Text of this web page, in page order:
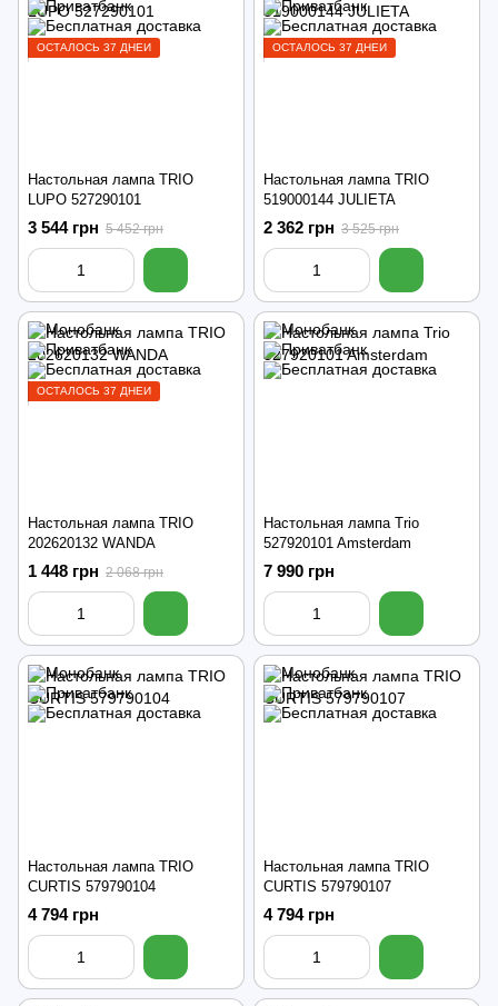
ОСТАЛОСЬ 37 ДНЕЙ
Настольная лампа TRIO
LUPO 527290101
3 544 грн 5 452 грн
ОСТАЛОСЬ 37 ДНЕЙ
Настольная лампа TRIO
519000144 JULIETA
2 362 грн 3 525 грн
ОСТАЛОСЬ 37 ДНЕЙ
Настольная лампа TRIO
202620132 WANDA
1 448 грн 2 068 грн
Настольная лампа Trio
527920101 Amsterdam
7 990 грн
Настольная лампа TRIO
CURTIS 579790104
4 794 грн
Настольная лампа TRIO
CURTIS 579790107
4 794 грн